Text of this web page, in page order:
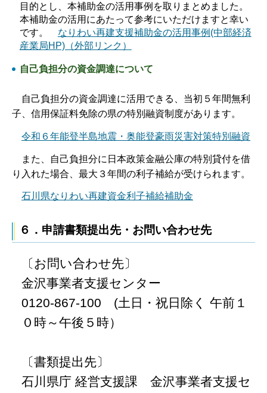
目的とし、本補助金の活用事例を取りまとめました。
本補助金の活用にあたって参考にいただけますと幸い
です。 なりわい再建支援補助金の活用事例(中部経済
産業局HP)（外部リンク）
自己負担分の資金調達について
自己負担分の資金調達に活用できる、当初５年間無利
子、信用保証料免除の県の特別融資制度があります。
令和６年能登半島地震・奥能登豪雨災害対策特別融資
また、自己負担分に日本政策金融公庫の特別貸付を借
り入れた場合、最大３年間の利子補給が受けられます。
石川県なりわい再建資金利子補給補助金
６．申請書類提出先・お問い合わせ先
〔お問い合わせ先〕
金沢事業者支援センター
0120-867-100 (土日・祝日除く 午前１
０時～午後５時）
〔書類提出先〕
石川県庁 経営支援課 金沢事業者支援セ